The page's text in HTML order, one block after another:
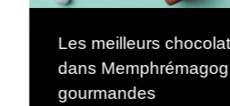
Les meilleurs
dans
gourmandes